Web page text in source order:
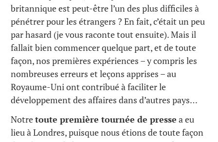
britannique est peut-être l’un des plus difficiles à
pénétrer pour les étrangers ? En fait, c’était un peu
par hasard (je vous raconte tout ensuite). Mais il
fallait bien commencer quelque part, et de toute
façon, nos premières expériences – y compris les
nombreuses erreurs et leçons apprises – au
Royaume-Uni ont contribué à faciliter le
développement des affaires dans d’autres pays…
Notretoute première tournée de presse a eu
lieu à Londres, puisque nous étions de toute façon